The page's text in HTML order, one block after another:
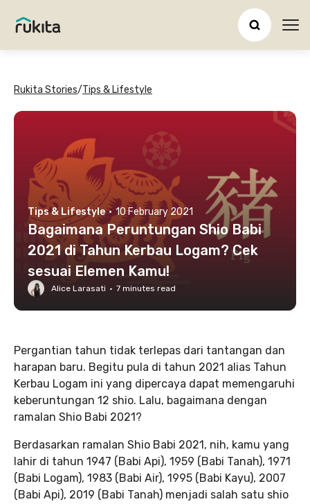
Rukita Stories/Tips & Lifestyle
Tips & Lifestyle · 10 February 2021
Bagaimana Peruntungan Shio Babi
2021 di Tahun Kerbau Logam? Cek
sesuai Elemen Kamu!
Alice Larasati · 7 minutes read
Pergantian tahun tidak terlepas dari tantangan dan
harapan baru. Begitu pula di tahun 2021 alias Tahun
Kerbau Logam ini yang dipercaya dapat memengaruhi
keberuntungan 12 shio. Lalu, bagaimana dengan
ramalan Shio Babi 2021?
Berdasarkan ramalan Shio Babi 2021, nih, kamu yang
lahir di tahun 1947 (Babi Api), 1959 (Babi Tanah), 1971
(Babi Logam), 1983 (Babi Air), 1995 (Babi Kayu), 2007
(Babi Api), 2019 (Babi Tanah) menjadi salah satu shio